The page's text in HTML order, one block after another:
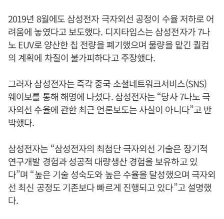
2019년 8월에도 삼성전자 극자외선 공정이 수율 저하로 어
려움에 놓였다고 보도했다. 디지타임스는 삼성전자가 7나
노 EUV로 양산한 칩 전량을 폐기했으며 물량을 맡긴 퀄컴
의 계획에 차질이 불가피하다고 주장했다.
그러자 삼성전자는 즉각 중국 소셜네트워크서비스(SNS)
웨이보를 통해 해명에 나섰다. 삼성전자는 “당사 7나노 극
자외선 수율에 관한 최근 언론보도는 사실이 아니다”고 반
박했다.
삼성전자는 “삼성전자의 최첨단 극자외선 기술은 장기적
연구개발 경험과 성공적 대량생산 경험을 보유하고 있
다”며 “높은 기술 성숙도와 높은 수율을 달성했으며 극자외
선 최신 공정도 기존보다 빠르게 진행되고 있다”고 설명했
다.